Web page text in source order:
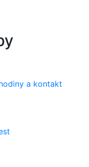
a kontakt